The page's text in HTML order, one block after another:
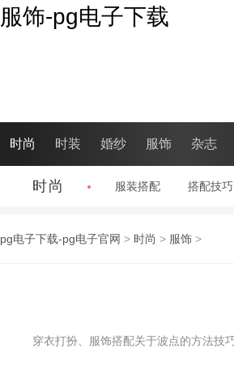
服饰-pg电子下载
时尚 时装 婚纱 服饰 杂志
时尚 服装搭配 搭配技巧
pg电子下载-pg电子官网 > 时尚 > 服饰 >